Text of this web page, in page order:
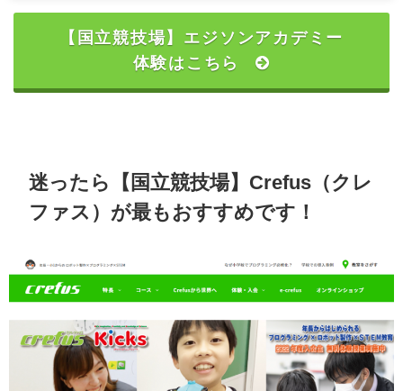
【国立競技場】エジソンアカデミー
体験はこちら
迷ったら【国立競技場】Crefus（クレ
ファス）が最もおすすめです！